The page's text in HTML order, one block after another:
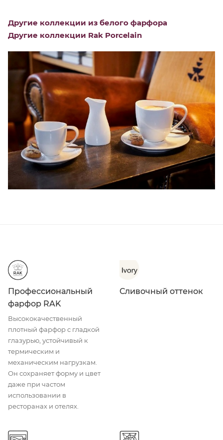
Другие коллекции из белого фарфора
Другие коллекции Rak Porcelain
Профессиональный
фарфор RAK
Высококачественный
плотный фарфор с гладкой
глазурью, устойчивый к
термическим и
механическим нагрузкам.
Он сохраняет форму и цвет
даже при частом
использовании в
ресторанах и отелях.
Сливочный оттенок